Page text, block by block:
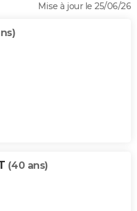
Mise à jour le 25/06/26
(40 ans)